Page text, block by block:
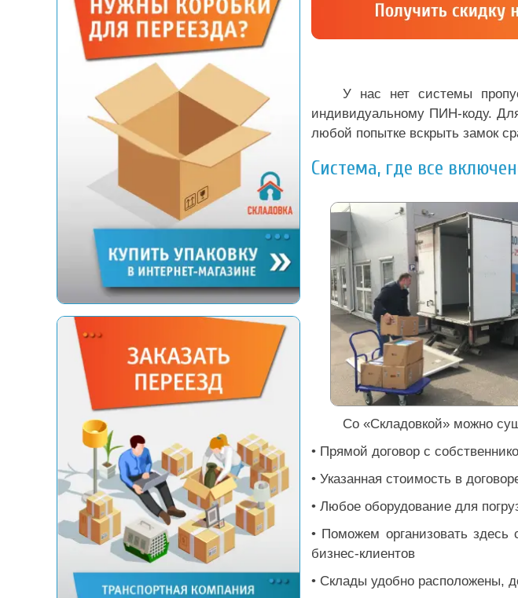
У нас нет системы
индивидуальному ПИН-коду.
любой попытке вскрыть замок
Система, где все
Со «Складовкой» можно
• Прямой договор с
• Указанная стоимость в
• Любое оборудование для
• Поможем организовать
бизнес-клиентов
• Склады удобно расположены,